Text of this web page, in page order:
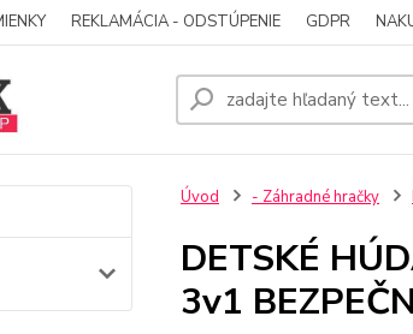
REKLAMÁCIA - ODSTÚPENIE GDPR
Úvod - Záhradné hračky
DETSKÉ
3v1